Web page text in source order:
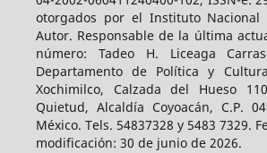
otorgados por el Instituto Nacional
Autor. Responsable de la última
número: Tadeo H. Liceaga
Departamento de Política y
Xochimilco, Calzada del Hueso
Quietud, Alcaldía Coyoacán, C.P.
México. Tels. 54837328 y 5483 7329.
modificación: 30 de junio de 2026.